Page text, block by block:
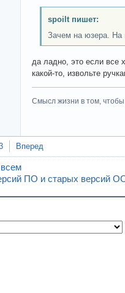
spoilt пишет:
Зачем на юзера. На
да ладно, это если все
какой-то, извольте
Смысл жизни в том,
Вперед
ПО и старых версий